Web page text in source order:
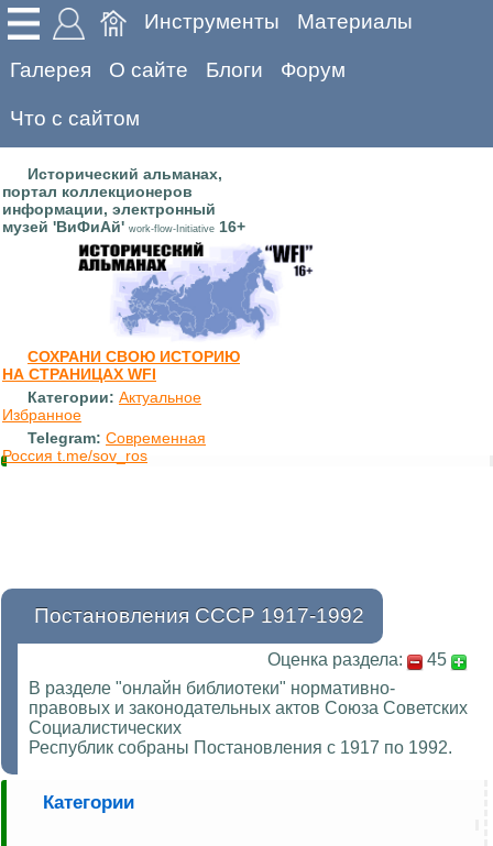
Инструменты Материалы
Галерея О сайте Блоги Форум
Что с сайтом
Исторический альманах,
портал коллекционеров
информации, электронный
музей 'ВиФиАй' work-flow-Initiative 16+
СОХРАНИ СВОЮ ИСТОРИЮ
НА СТРАНИЦАХ WFI
Категории: Актуальное
Избранное
Telegram: Современная
Россия t.me/sov_ros
Постановления СССР 1917-1992
Оценка раздела:
45
В разделе "онлайн библиотеки" нормативно-
правовых и законодательных актов Союза Советских
Социалистических
Республик собраны Постановления с 1917 по 1992.
Категории